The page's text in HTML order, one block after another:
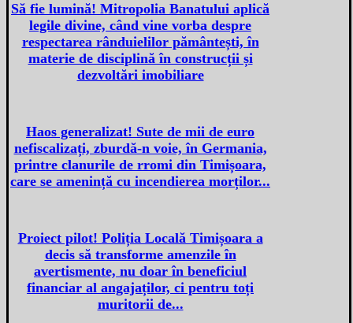
Să fie lumină! Mitropolia Banatului aplică
legile divine, când vine vorba despre
respectarea rânduielilor pământești, în
materie de disciplină în construcții și
dezvoltări imobiliare
Haos generalizat! Sute de mii de euro
nefiscalizați, zburdă-n voie, în Germania,
printre clanurile de rromi din Timișoara,
care se amenință cu incendierea morților...
Proiect pilot! Poliția Locală Timișoara a
decis să transforme amenzile în
avertismente, nu doar în beneficiul
financiar al angajaților, ci pentru toți
muritorii de...